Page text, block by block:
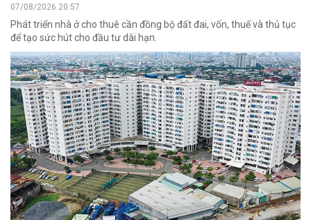
07/08/2026 20:57
Phát triển nhà ở cho thuê cần đồng bộ đất đai, vốn, thuế và thủ tục
để tạo sức hút cho đầu tư dài hạn.